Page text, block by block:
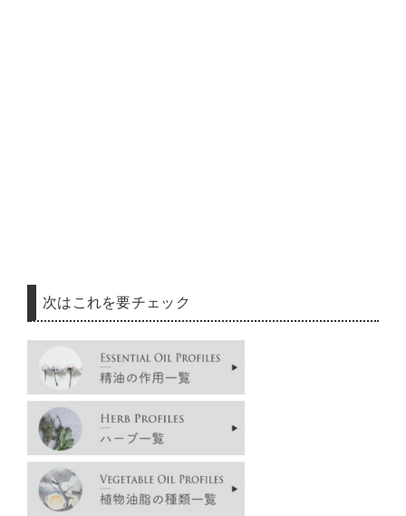
次はこれを要チェック